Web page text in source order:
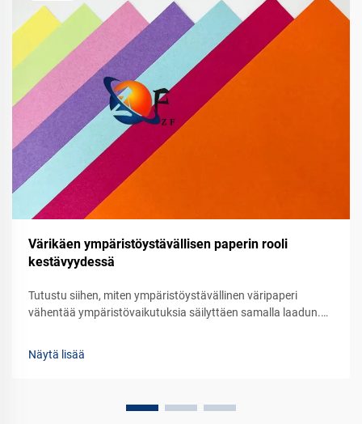
Värikäen ympäristöystävällisen paperin rooli
kestävyydessä
Tutustu siihen, miten ympäristöystävällinen väripaperi
vähentää ympäristövaikutuksia säilyttäen samalla laadun.
tänään.
Näytä lisää